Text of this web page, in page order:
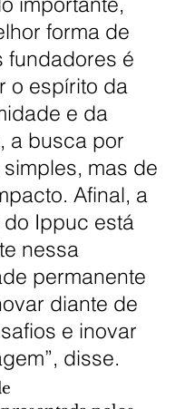
forma de
fundadores é
o espírito da
e da
a busca por
mas de
Afinal, a
Ippuc está
nessa
permanente
diante de
e inovar
disse.